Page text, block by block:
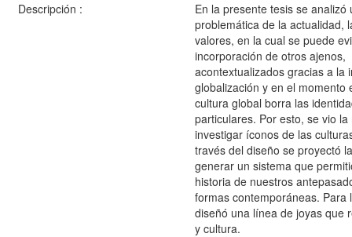
Descripción :
En la presente tesis se analizó
problemática de la actualidad,
valores, en la cual se puede
incorporación de otros ajenos,
acontextualizados gracias a la
globalización y en el momento
cultura global borra las
particulares. Por esto, se vio
investigar íconos de las
través del diseño se proyectó
generar un sistema que
historia de nuestros
formas contemporáneas. Para
diseñó una línea de joyas que
y cultura.